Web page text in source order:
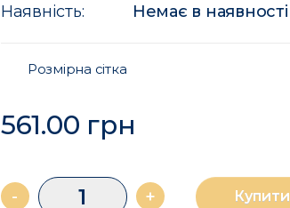
Наявність:
Немає в наявності
Розмірна сітка
561.00 грн
- + Купити